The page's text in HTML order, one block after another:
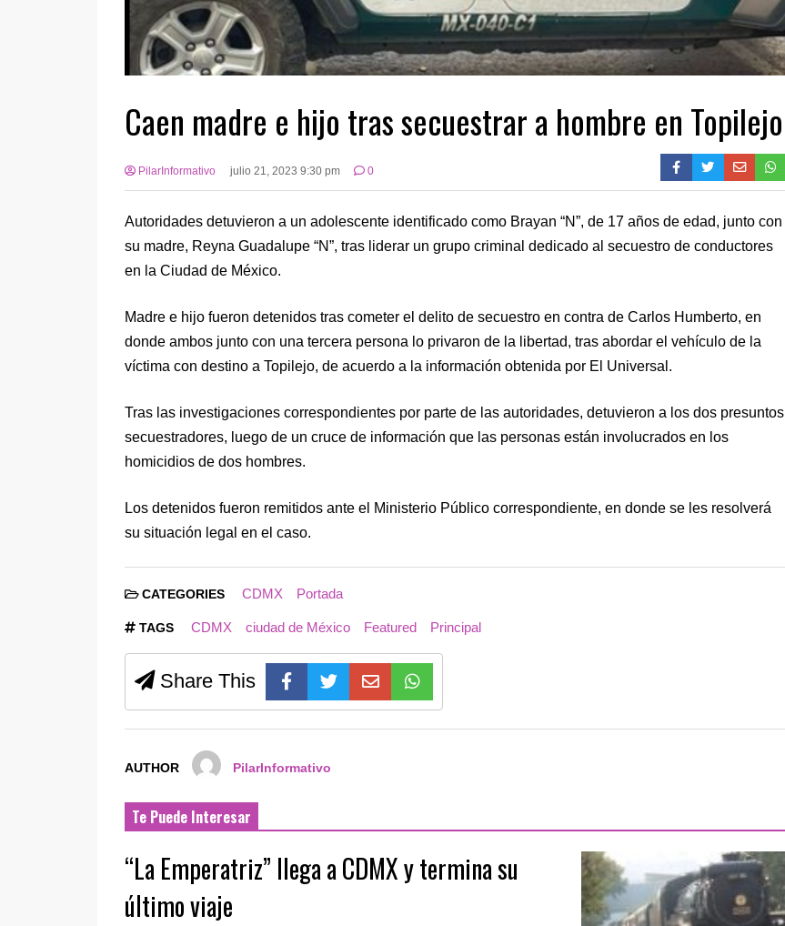
Caen madre e hijo tras secuestrar a hombre en Topilejo
PilarInformativo julio 21, 2023 9:30 pm 0
Autoridades detuvieron a un adolescente identificado como Brayan “N”, de 17 años de edad, junto con
su madre, Reyna Guadalupe “N”, tras liderar un grupo criminal dedicado al secuestro de conductores
en la Ciudad de México.
Madre e hijo fueron detenidos tras cometer el delito de secuestro en contra de Carlos Humberto, en
donde ambos junto con una tercera persona lo privaron de la libertad, tras abordar el vehículo de la
víctima con destino a Topilejo, de acuerdo a la información obtenida por El Universal.
Tras las investigaciones correspondientes por parte de las autoridades, detuvieron a los dos presuntos
secuestradores, luego de un cruce de información que las personas están involucrados en los
homicidios de dos hombres.
Los detenidos fueron remitidos ante el Ministerio Público correspondiente, en donde se les resolverá
su situación legal en el caso.
CATEGORIES CDMX Portada
TAGS CDMX ciudad de México Featured Principal
Share This
AUTHOR PilarInformativo
Te Puede Interesar
“La Emperatriz” llega a CDMX y termina su
último viaje